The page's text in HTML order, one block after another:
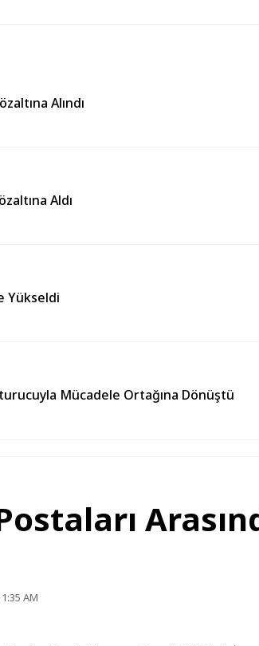
Alındı
Aldı
Yükseldi
Mücadele Ortağına Dönüştü
AM